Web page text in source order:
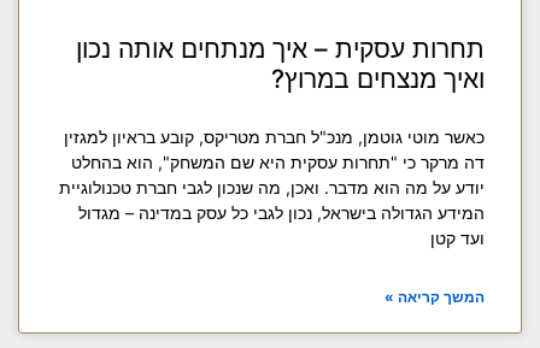
תחרות עסקית – איך מנתחים אותה נכון
ואיך מנצחים במרוץ?
כאשר מוטי גוטמן, מנכ"ל חברת מטריקס, קובע בראיון למגזין
דה מרקר כי "תחרות עסקית היא שם המשחק", הוא בהחלט
יודע על מה הוא מדבר. ואכן, מה שנכון לגבי חברת טכנולוגיית
המידע הגדולה בישראל, נכון לגבי כל עסק במדינה – מגדול
ועד קטן
המשך קריאה »